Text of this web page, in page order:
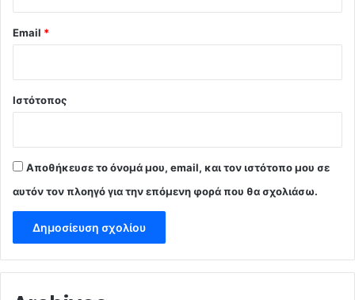
Email *
Ιστότοπος
Αποθήκευσε το όνομά μου, email, και τον ιστότοπο μου σε
αυτόν τον πλοηγό για την επόμενη φορά που θα σχολιάσω.